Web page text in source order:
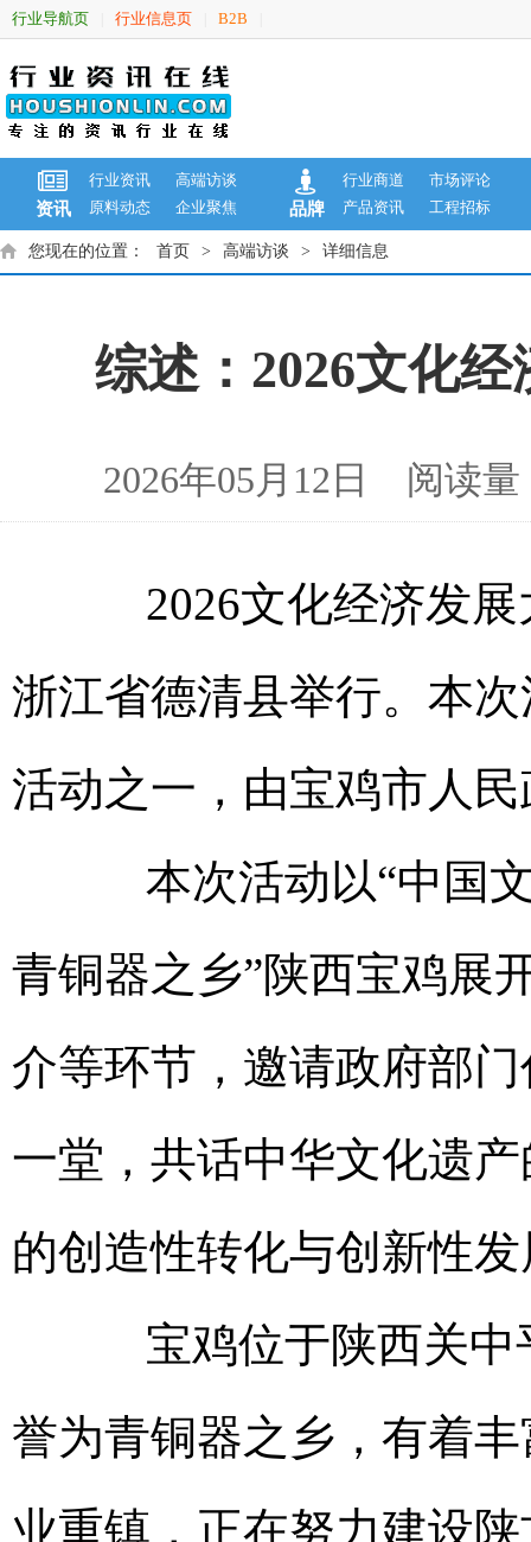
行业导航页 行业信息页 B2B
资讯
行业资讯
高端访谈
原料动态
企业聚焦 品牌
行业商道
市场评论
产品资讯
工程招标
您现在的位置： 首页 > 高端访谈 > 详细信息
综述：2026文化
2026年05月12日 阅读
2026文化经济发展
浙江省德清县举行。本
活动之一，由宝鸡市人
本次活动以“中国文
青铜器之乡”陕西宝鸡展
介等环节，邀请政府部
一堂，共话中华文化遗
的创造性转化与创新性
宝鸡位于陕西关中
誉为青铜器之乡，有着
业重镇，正在努力建设